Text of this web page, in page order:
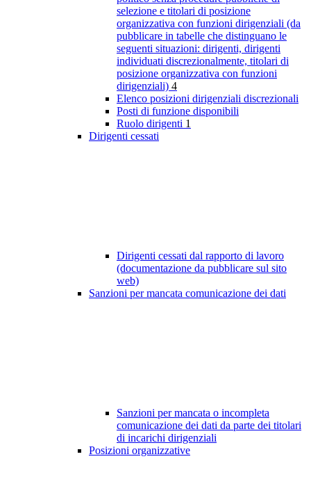
selezione e titolari di posizione
organizzativa con funzioni dirigenziali (da
pubblicare in tabelle che distinguano le
seguenti situazioni: dirigenti, dirigenti
individuati discrezionalmente, titolari di
posizione organizzativa con funzioni
dirigenziali) 4
Elenco posizioni dirigenziali discrezionali
Posti di funzione disponibili
Ruolo dirigenti 1
Dirigenti cessati
Dirigenti cessati dal rapporto di lavoro
(documentazione da pubblicare sul sito
web)
Sanzioni per mancata comunicazione dei dati
Sanzioni per mancata o incompleta
comunicazione dei dati da parte dei titolari
di incarichi dirigenziali
Posizioni organizzative